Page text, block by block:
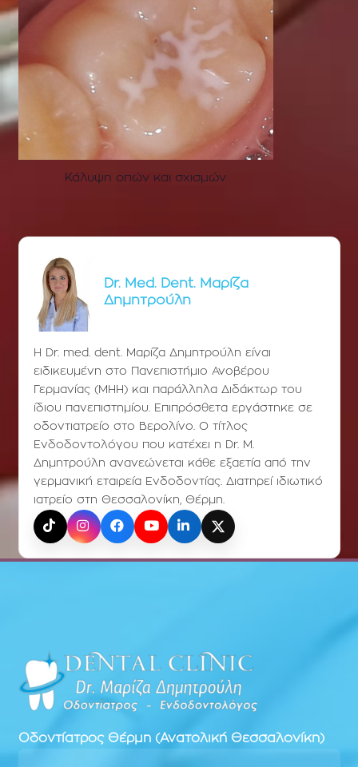
Κάλυψη οπών και σχισμών
Dr. Med. Dent. Μαρίζα
Δημητρούλη
Η Dr. med. dent. Μαρίζα Δημητρούλη είναι
ειδικευμένη στο Πανεπιστήμιο Ανοβέρου
Γερμανίας (ΜΗΗ) και παράλληλα Διδάκτωρ του
ίδιου πανεπιστημίου. Επιπρόσθετα εργάστηκε σε
οδοντιατρείο στο Βερολίνο. Ο τίτλος
Ενδοδοντολόγου που κατέχει η Dr. Μ.
Δημητρούλη ανανεώνεται κάθε εξαετία από την
γερμανική εταιρεία Ενδοδοντίας. Διατηρεί ιδιωτικό
ιατρείο στη Θεσσαλονίκη, Θέρμη.
TikTokInstagramFacebookYouTubeLinkedInX (Twitter)
Οδοντίατρος Θέρμη (Ανατολική Θεσσαλονίκη)